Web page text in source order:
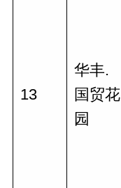
13
华丰.
国贸花
园